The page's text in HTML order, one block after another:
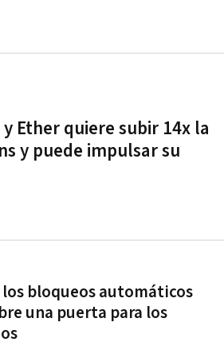
Ether quiere subir 14x la
y puede impulsar su
bloqueos automáticos
una puerta para los